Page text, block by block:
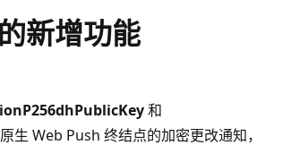
新增功能
和
生 Web Push 终结点的加密更改通知，